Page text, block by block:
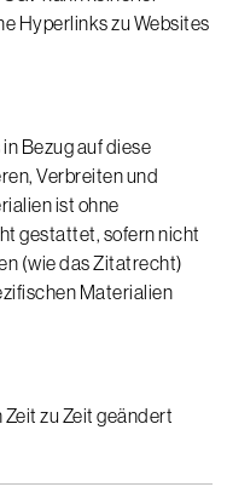
Hyperlinks zu Websites
Bezug auf diese
Verbreiten und
ist ohne
gestattet, sofern nicht
(wie das Zitatrecht)
Materialien
zu Zeit geändert